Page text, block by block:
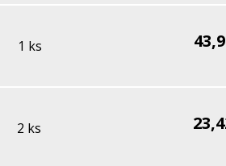
1 ks
2 ks